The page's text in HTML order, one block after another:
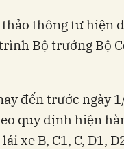
thảo thông tư hiện
Bộ trưởng Bộ
đến trước ngày
quy định hiện
xe B, C1, C, D1,